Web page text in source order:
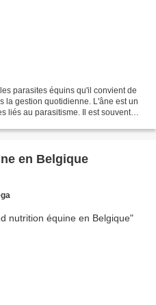
parasites équins qu'il convient de
la gestion quotidienne. L'âne est un
liés au parasitisme. Il est souvent
en Belgique